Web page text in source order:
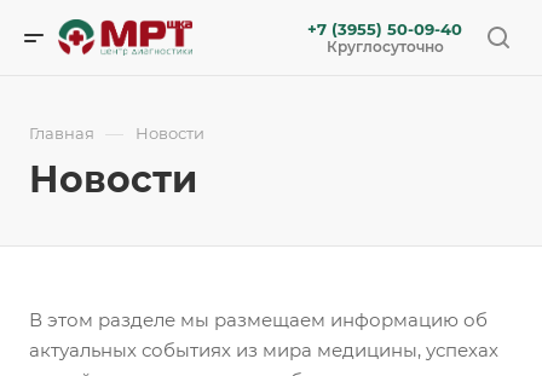
+7 (3955) 50-09-40
Круглосуточно
Главная — Новости
Новости
В этом разделе мы размещаем информацию об
актуальных событиях из мира медицины, успехах